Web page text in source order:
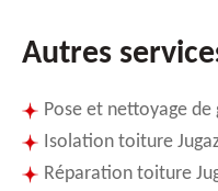
Autres
Pose et nettoyage de
Isolation toiture
Réparation toiture